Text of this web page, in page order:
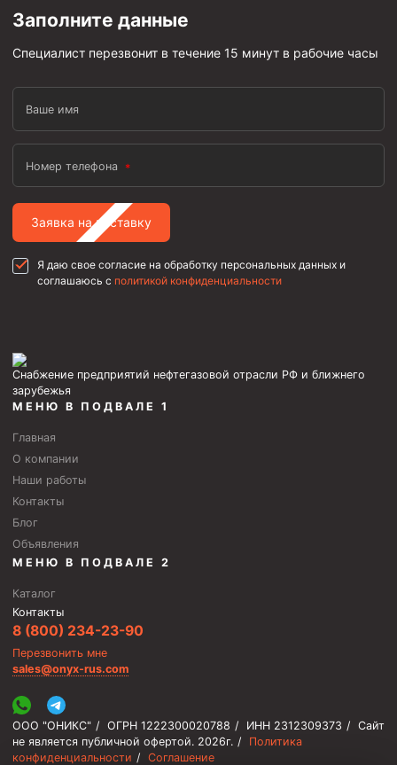
Заполните данные
Специалист перезвонит в течение 15 минут в рабочие часы
Ваше имя
Номер телефона
Заявка на поставку
Я даю свое согласие на обработку персональных данных и
соглашаюсь с политикой конфиденциальности
Снабжение предприятий нефтегазовой отрасли РФ и ближнего
зарубежья
МЕНЮ В ПОДВАЛЕ 1
Главная
О компании
Наши работы
Контакты
Блог
Объявления
МЕНЮ В ПОДВАЛЕ 2
Каталог
Контакты
8 (800) 234-23-90
Перезвонить мне
sales@onyx-rus.com
ООО "ОНИКС" / ОГРН 1222300020788 / ИНН 2312309373 / Сайт
не является публичной офертой. 2026г. /
Политика
конфиденциальности / Соглашение